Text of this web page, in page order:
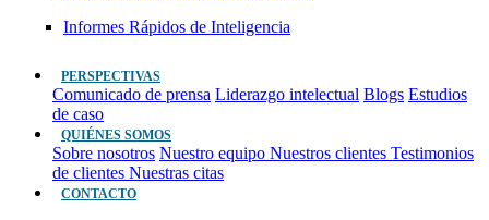
Informes Rápidos de Inteligencia
PERSPECTIVAS
Comunicado de prensa Liderazgo intelectual Blogs Estudios
de caso
QUIÉNES SOMOS
Sobre nosotros Nuestro equipo Nuestros clientes Testimonios
de clientes Nuestras citas
CONTACTO